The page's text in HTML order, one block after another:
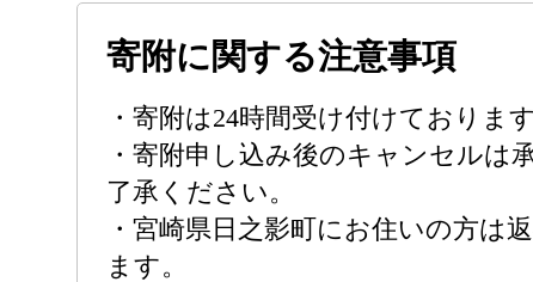
寄附に関する注意事項
・寄附は24時間受け付けております
・寄附申し込み後のキャンセルは
了承ください。
・宮崎県日之影町にお住いの方は
ます。